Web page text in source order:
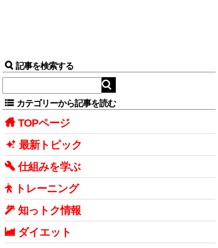
記事を検索する
カテゴリーから記事を読む
TOPページ
最新トピック
仕組みを学ぶ
トレーニング
知っトク情報
ダイエット